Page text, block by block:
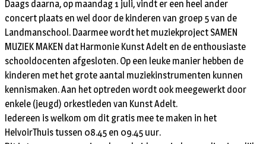
Daags daarna, op maandag 1 juli, vindt er een heel ander
concert plaats en wel door de kinderen van groep 5 van de
Landmanschool. Daarmee wordt het muziekproject SAMEN
MUZIEK MAKEN dat Harmonie Kunst Adelt en de enthousiaste
schooldocenten afgesloten. Op een leuke manier hebben de
kinderen met het grote aantal muziekinstrumenten kunnen
kennismaken. Aan het optreden wordt ook meegewerkt door
enkele (jeugd) orkestleden van Kunst Adelt.
Iedereen is welkom om dit gratis mee te maken in het
HelvoirThuis tussen 08.45 en 09.45 uur.